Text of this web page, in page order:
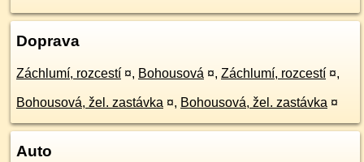
Doprava
Záchlumí, rozcestí ¤, Bohousová ¤, Záchlumí, rozcestí ¤,
Bohousová, žel. zastávka ¤, Bohousová, žel. zastávka ¤
Auto